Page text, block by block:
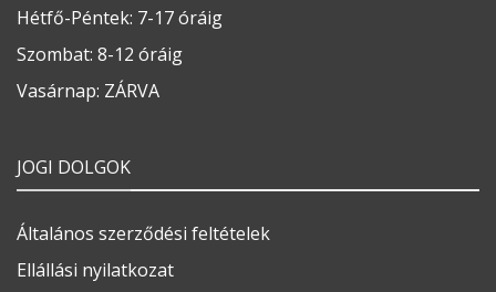
Hétfő-Péntek: 7-17 óráig
Szombat: 8-12 óráig
Vasárnap: ZÁRVA
JOGI DOLGOK
Általános szerződési feltételek
Ellállási nyilatkozat